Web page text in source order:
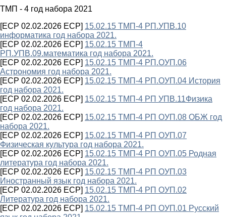
ТМП - 4 год набора 2021
[ECP 02.02.2026 ECP] 15.02.15 ТМП-4 РП.УПВ.10
информатика год набора 2021.
[ECP 02.02.2026 ECP] 15.02.15 ТМП-4
РП.УПВ.09.математика год набора 2021.
[ECP 02.02.2026 ECP] 15.02.15 ТМП-4 РП.ОУП.06
Астрономия год набора 2021.
[ECP 02.02.2026 ECP] 15.02.15 ТМП-4 РП.ОУП.04 История
год набора 2021.
[ECP 02.02.2026 ECP] 15.02.15 ТМП-4 РП УПВ.11Физика
год набора 2021.
[ECP 02.02.2026 ECP] 15.02.15 ТМП-4 РП ОУП.08 ОБЖ год
набора 2021.
[ECP 02.02.2026 ECP] 15.02.15 ТМП-4 РП ОУП.07
Физическая культура год набора 2021.
[ECP 02.02.2026 ECP] 15.02.15 ТМП-4 РП ОУП.05 Родная
литература год набора 2021.
[ECP 02.02.2026 ECP] 15.02.15 ТМП-4 РП ОУП.03
Иностранный язык год набора 2021.
[ECP 02.02.2026 ECP] 15.02.15 ТМП-4 РП ОУП.02
Литература год набора 2021.
[ECP 02.02.2026 ECP] 15.02.15 ТМП-4 РП ОУП.01 Русский